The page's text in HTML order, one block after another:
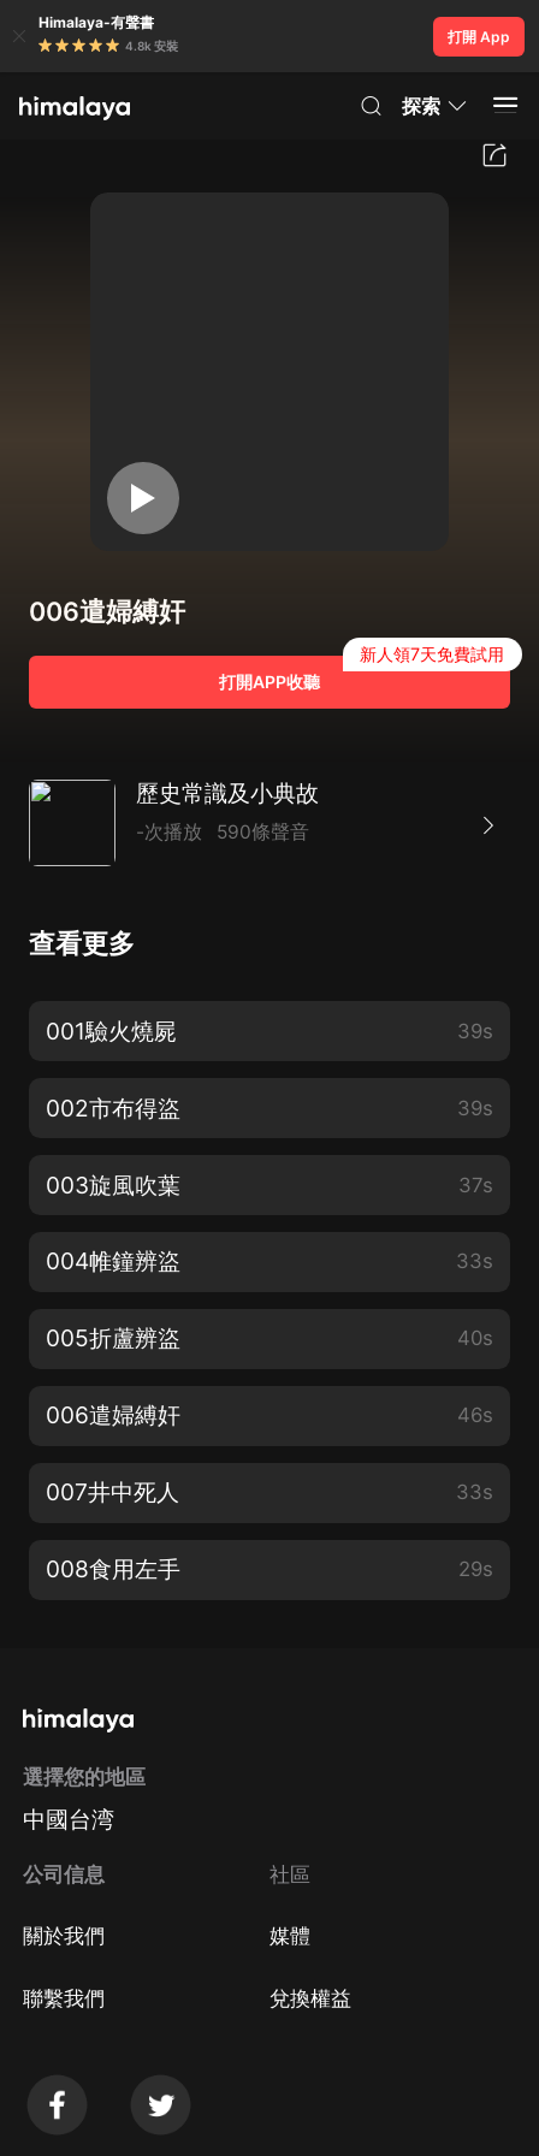
Himalaya-有聲書
4.8k 安裝
打開 App
探索
006遣婦縛奸
打開APP收聽
新人領7天免費試用
歷史常識及小典故
-次播放 590條聲音
查看更多
001驗火燒屍 39s
002市布得盜 39s
003旋風吹葉 37s
004帷鐘辨盜 33s
005折蘆辨盜 40s
006遣婦縛奸 46s
007井中死人 33s
008食用左手 29s
選擇您的地區
中國台湾
公司信息
關於我們
聯繫我們
社區
媒體
兌換權益